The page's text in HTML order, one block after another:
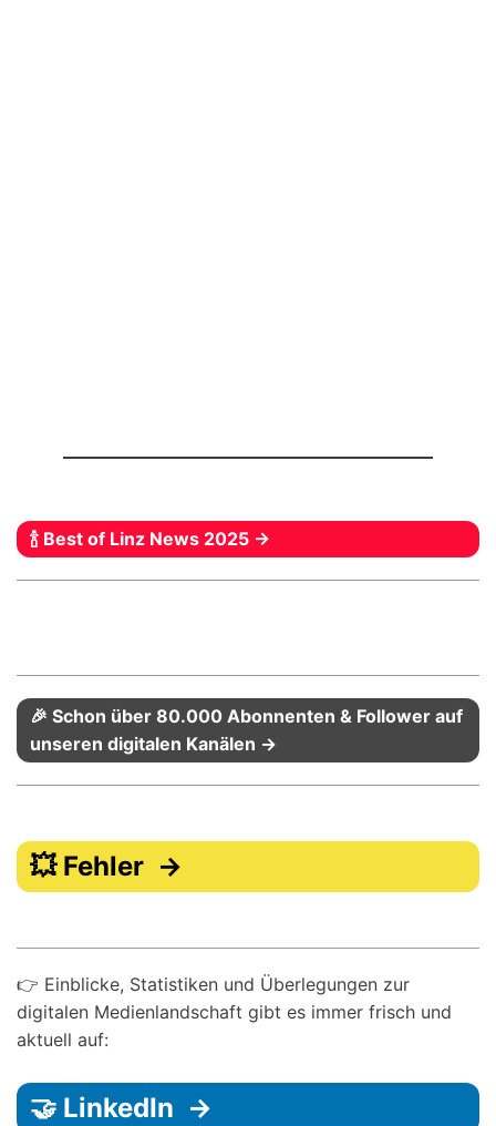
🍾 Best of Linz News 2025 →
🎉 Schon über 80.000 Abonnenten & Follower auf
unseren digitalen Kanälen →
💥 Fehler →
👉 Einblicke, Statistiken und Überlegungen zur
digitalen Medienlandschaft gibt es immer frisch und
aktuell auf:
🤝 LinkedIn →